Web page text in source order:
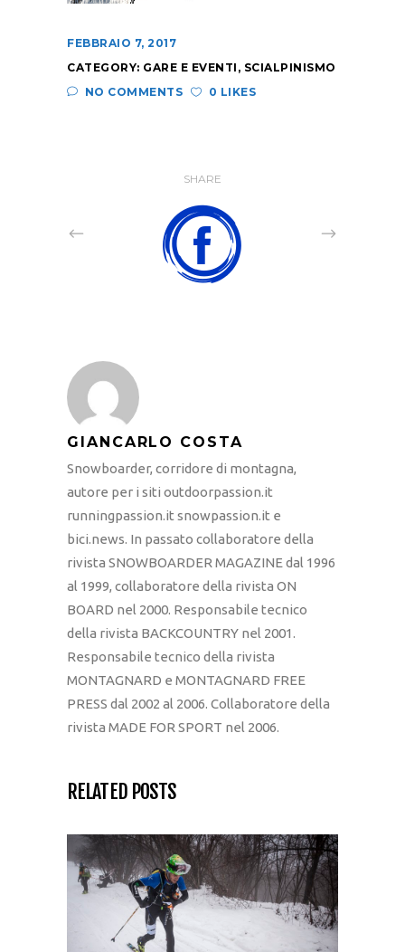
FEBBRAIO 7, 2017
CATEGORY: GARE E EVENTI , SCIALPINISMO
NO COMMENTS
0 LIKES
SHARE
GIANCARLO COSTA
Snowboarder, corridore di montagna,
autore per i siti outdoorpassion.it
runningpassion.it snowpassion.it e
bici.news. In passato collaboratore della
rivista SNOWBOARDER MAGAZINE dal 1996
al 1999, collaboratore della rivista ON
BOARD nel 2000. Responsabile tecnico
della rivista BACKCOUNTRY nel 2001.
Responsabile tecnico della rivista
MONTAGNARD e MONTAGNARD FREE
PRESS dal 2002 al 2006. Collaboratore della
rivista MADE FOR SPORT nel 2006.
RELATED POSTS